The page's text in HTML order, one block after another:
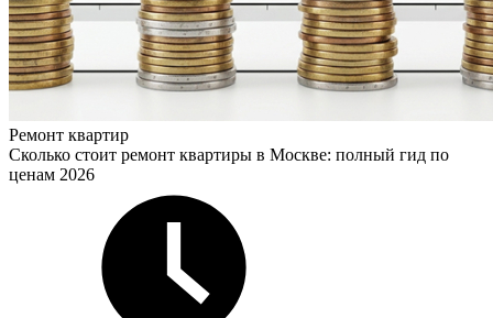
Ремонт квартир
Сколько стоит ремонт квартиры в Москве: полный гид по
ценам 2026